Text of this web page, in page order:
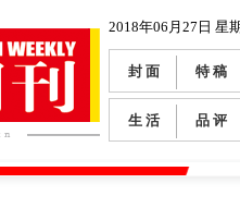
2018年06月27日 星
封 面 特 稿
生 活 品 评